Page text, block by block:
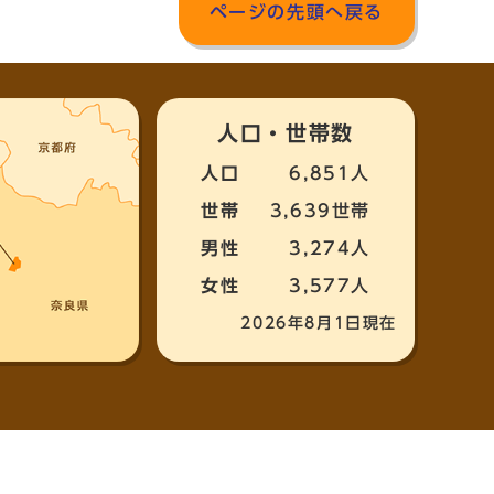
ページの先頭へ戻る
人口・世帯数
人口 6,851人
世帯 3,639世帯
男性 3,274人
女性 3,577人
2026年8月1日現在